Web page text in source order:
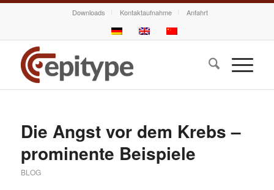
Downloads Kontaktaufnahme Anfahrt
Die Angst vor dem Krebs –
prominente Beispiele
BLOG